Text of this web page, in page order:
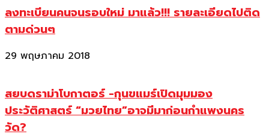
ลงทะเบียนคนจนรอบใหม่ มาแล้ว!!! รายละเอียดไปติด
ตามด่วนๆ
29 พฤษภาคม 2018
สยบดราม่าโบกาตอร์ -กุนขแมร์เปิดมุมมอง
ประวัติศาสตร์ “มวยไทย”อาจมีมาก่อนกำแพงนคร
วัด?